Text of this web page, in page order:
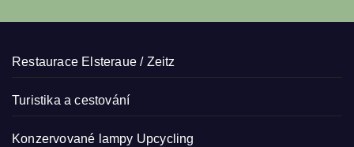
Restaurace Elsteraue / Zeitz
Turistika a cestování
Konzervované lampy Upcycling